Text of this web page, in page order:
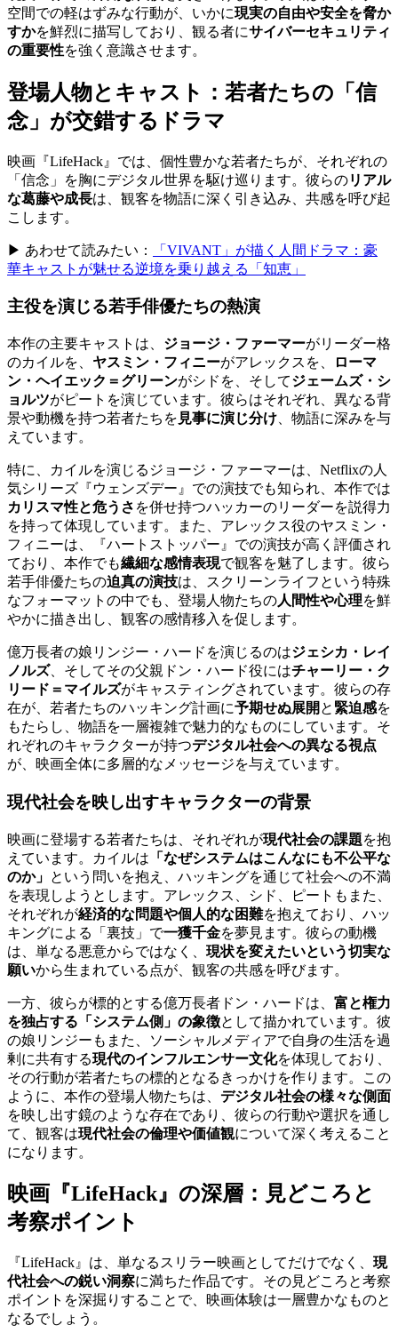
空間での軽はずみな行動が、いかに現実の自由や安全を脅か
すかを鮮烈に描写しており、観る者にサイバーセキュリティ
の重要性を強く意識させます。
登場人物とキャスト：若者たちの「信
念」が交錯するドラマ
映画『LifeHack』では、個性豊かな若者たちが、それぞれの
「信念」を胸にデジタル世界を駆け巡ります。彼らのリアル
な葛藤や成長は、観客を物語に深く引き込み、共感を呼び起
こします。
▶ あわせて読みたい：
「VIVANT」が描く人間ドラマ：豪
華キャストが魅せる逆境を乗り越える「知恵」
主役を演じる若手俳優たちの熱演
本作の主要キャストは、 ジョージ・ファーマーがリーダー格
のカイルを、 ヤスミン・フィニーがアレックスを、
ローマ
ン・ヘイエック＝グリーンがシドを、そしてジェームズ・シ
ョルツがピートを演じています。彼らはそれぞれ、異なる背
景や動機を持つ若者たちを 見事に演じ分け 、物語に深みを与
えています。
特に、カイルを演じるジョージ・ファーマーは、Netflixの人
気シリーズ『ウェンズデー』での演技でも知られ、本作では
カリスマ性と危うさ を併せ持つハッカーのリーダーを説得力
を持って体現しています。また、アレックス役のヤスミン・
フィニーは、『ハートストッパー』での演技が高く評価され
ており、本作でも繊細な感情表現で観客を魅了します。彼ら
若手俳優たちの迫真の演技は、スクリーンライフという特殊
なフォーマットの中でも、登場人物たちの人間性や心理を鮮
やかに描き出し、観客の感情移入を促します。
億万長者の娘リンジー・ハードを演じるのはジェシカ・レイ
ノルズ、そしてその父親ドン・ハード役にはチャーリー・ク
リード＝マイルズがキャスティングされています。彼らの存
在が、若者たちのハッキング計画に予期せぬ展開 と 緊迫感を
もたらし、物語を一層複雑で魅力的なものにしています。そ
れぞれのキャラクターが持つデジタル社会への異なる視点
が、映画全体に多層的なメッセージを与えています。
現代社会を映し出すキャラクターの背景
映画に登場する若者たちは、それぞれが現代社会の課題を抱
えています。カイルは 「なぜシステムはこんなにも不公平な
のか」 という問いを抱え、ハッキングを通じて社会への不満
を表現しようとします。アレックス、シド、ピートもまた、
それぞれが経済的な問題や個人的な困難を抱えており、ハッ
キングによる「裏技」で一獲千金を夢見ます。彼らの動機
は、単なる悪意からではなく、 現状を変えたいという切実な
願いから生まれている点が、観客の共感を呼びます。
一方、彼らが標的とする億万長者ドン・ハードは、 富と権力
を独占する「システム側」の象徴として描かれています。彼
の娘リンジーもまた、ソーシャルメディアで自身の生活を過
剰に共有する現代のインフルエンサー文化を体現しており、
その行動が若者たちの標的となるきっかけを作ります。この
ように、本作の登場人物たちは、 デジタル社会の様々な側面
を映し出す鏡のような存在であり、彼らの行動や選択を通し
て、観客は現代社会の倫理や価値観について深く考えること
になります。
映画『LifeHack』の深層：見どころと
考察ポイント
『LifeHack』は、単なるスリラー映画としてだけでなく、 現
代社会への鋭い洞察に満ちた作品です。その見どころと考察
ポイントを深掘りすることで、映画体験は一層豊かなものと
なるでしょう。